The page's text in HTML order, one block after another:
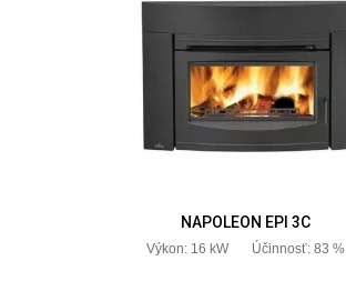
NAPOLEON EPI 3C
Výkon: 16 kW Účinnosť: 83 %